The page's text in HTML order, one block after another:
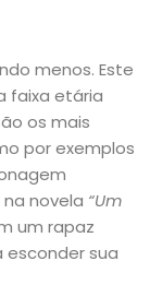
menos. Este
faixa etária
os mais
por exemplos
novela “Um
um rapaz
sua